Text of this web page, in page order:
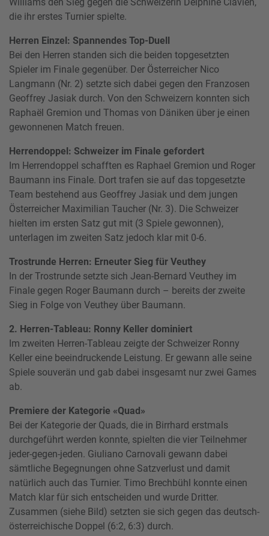
Williams den Sieg gegen die Schweizerin Delphine Clavien,
die ihr erstes Turnier spielte.
Herren Einzel: Spannendes Top-Duell
Bei den Herren standen sich die beiden topgesetzten
Spieler im Finale gegenüber. Der Österreicher Nico
Langmann (Nr. 2) setzte sich dabei gegen den Franzosen
Geoffrey Jasiak durch. Von den Schweizern konnten sich
Raphaël Gremion und Thomas von Däniken über je einen
gewonnenen Match freuen.
Herrendoppel: Schweizer im Finale gefordert
Im Herrendoppel schafften es Raphael Gremion und Roger
Baumann ins Finale. Dort trafen sie auf das topgesetzte
Team bestehend aus Geoffrey Jasiak und dem jungen
Österreicher Maximilian Taucher (Nr. 3). Die Schweizer
hielten im ersten Satz gut mit (3 Spiele gewonnen),
unterlagen im zweiten Satz jedoch klar mit 0-6.
Trostrunde Herren: Erneuter Sieg für Veuthey
In der Trostrunde setzte sich Jean-Bernard Veuthey im
Finale gegen Roger Baumann durch – bereits der zweite
Sieg in Folge von Veuthey über Baumann.
2. Herren-Tableau: Ronny Keller dominiert
Im zweiten Herren-Tableau zeigte der Schweizer Ronny
Keller eine beeindruckende Leistung. Er gewann alle seine
Spiele souverän und gab dabei insgesamt nur zwei Games
ab.
Premiere der Kategorie «Quad»
Bei der Kategorie der Quads, die in Birrhard erstmals
durchgeführt werden konnte, spielten die vier Teilnehmer
jeder-gegen-jeden. Giuliano Carnovali gewann dabei
sämtliche Begegnungen ohne Satzverlust und damit
natürlich auch das Turnier. Timo Brechbühl konnte einen
Match klar für sich entscheiden und wurde Dritter.
Zusammen (siehe Bild) setzten sie sich gegen das deutsch-
österreichische Doppel (6:2, 6:3) durch.